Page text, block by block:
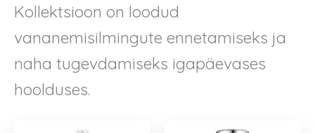
Kollektsioon on loodud
vananemisilmingute ennetamiseks ja
naha tugevdamiseks igapäevases
hoolduses.